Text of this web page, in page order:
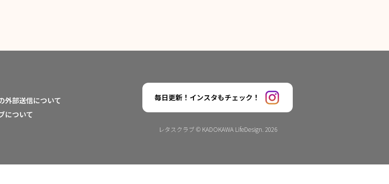
外部送信について
について
毎日更新！インスタもチェック！
レタスクラブ © KADOKAWA LifeDesign. 2026